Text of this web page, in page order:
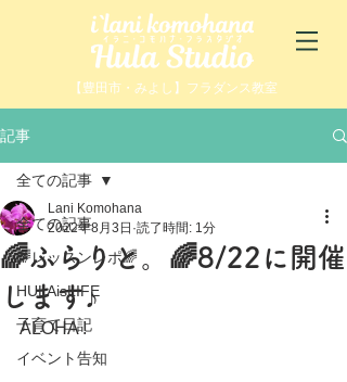
【豊田市・みよし】フラダンス教室
記事
全ての記事
🌈レッスンレポ🌈
HULAisLIFE
子育て日記
イベント告知
全ての記事
🌈ふらりと。🌈8/22に開催
します♪
Lani Komohana
2022年8月3日 読了時間: 1分
ALOHA !